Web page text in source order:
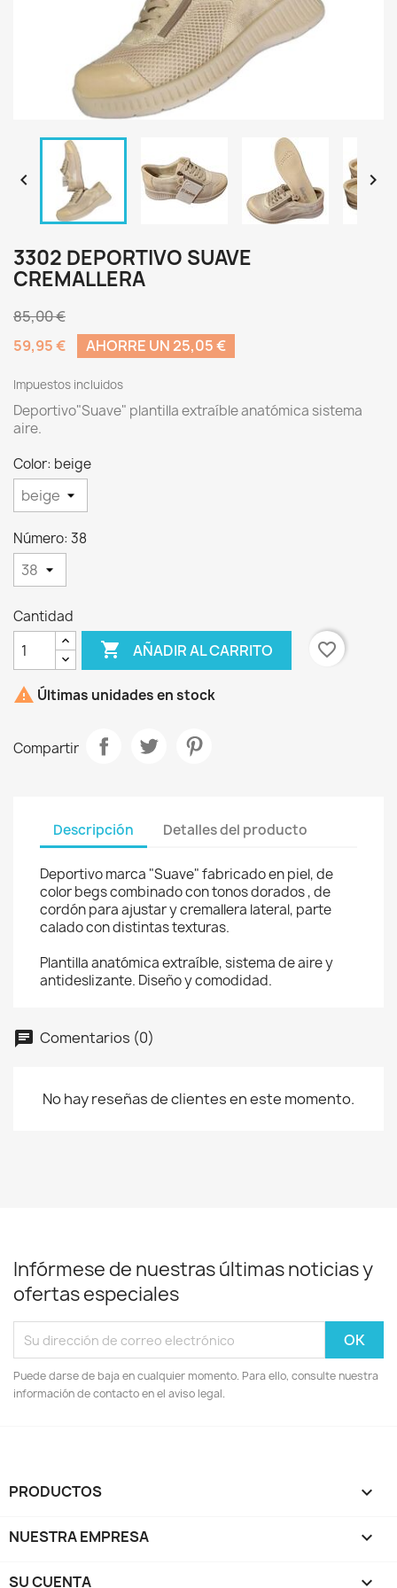
 
3302 DEPORTIVO SUAVE
CREMALLERA
85,00 €
59,95 €
AHORRE UN 25,05 €
Impuestos incluidos
Deportivo"Suave" plantilla extraíble anatómica sistema
aire.
Color: beige
Número: 38
Cantidad
 AÑADIR AL CARRITO favorite_border
 Últimas unidades en stock
Compartir
Descripción Detalles del producto
Deportivo marca "Suave" fabricado en piel, de
color begs combinado con tonos dorados , de
cordón para ajustar y cremallera lateral, parte
calado con distintas texturas.
Plantilla anatómica extraíble, sistema de aire y
antideslizante. Diseño y comodidad.
Comentarios (0)
No hay reseñas de clientes en este momento.
Infórmese de nuestras últimas noticias y
ofertas especiales
Puede darse de baja en cualquier momento. Para ello, consulte nuestra
información de contacto en el aviso legal.
PRODUCTOS 
NUESTRA EMPRESA 
SU CUENTA 
Crear lista de deseos
Cancelar Crear lista de deseos